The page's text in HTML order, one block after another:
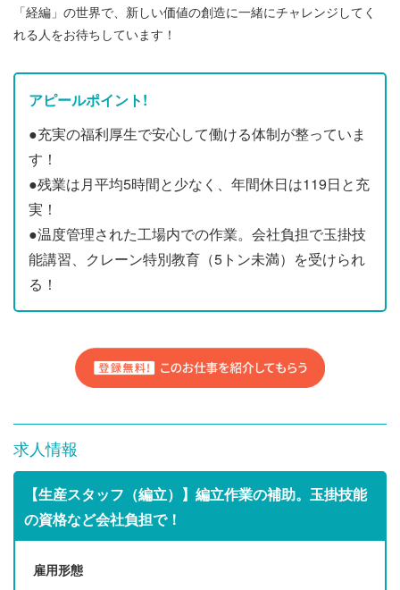
「経編」の世界で、新しい価値の創造に一緒にチャレンジしてく
れる人をお待ちしています！
アピールポイント!
●充実の福利厚生で安心して働ける体制が整っていま
す！
●残業は月平均5時間と少なく、年間休日は119日と充
実！
●温度管理された工場内での作業。会社負担で玉掛技
能講習、クレーン特別教育（5トン未満）を受けられ
る！
求人情報
【生産スタッフ（編立）】編立作業の補助。玉掛技能
の資格など会社負担で！
雇用形態